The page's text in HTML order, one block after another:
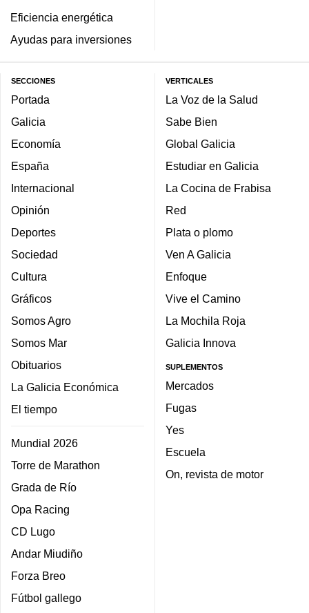
Eficiencia energética
Ayudas para inversiones
SECCIONES
Portada
Galicia
Economía
España
Internacional
Opinión
Deportes
Sociedad
Cultura
Gráficos
Somos Agro
Somos Mar
Obituarios
La Galicia Económica
El tiempo
Mundial 2026
Torre de Marathon
Grada de Río
Opa Racing
CD Lugo
Andar Miudiño
Forza Breo
Fútbol gallego
VERTICALES
La Voz de la Salud
Sabe Bien
Global Galicia
Estudiar en Galicia
La Cocina de Frabisa
Red
Plata o plomo
Ven A Galicia
Enfoque
Vive el Camino
La Mochila Roja
Galicia Innova
SUPLEMENTOS
Mercados
Fugas
Yes
Escuela
On, revista de motor